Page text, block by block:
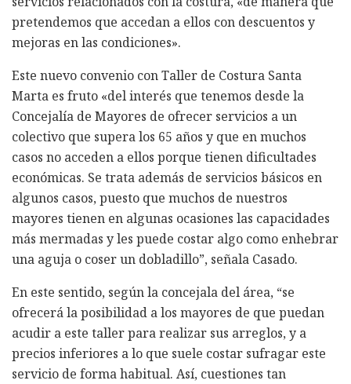
pretendemos que accedan a ellos con descuentos y
mejoras en las condiciones».
Este nuevo convenio con Taller de Costura Santa
Marta es fruto «del interés que tenemos desde la
Concejalía de Mayores de ofrecer servicios a un
colectivo que supera los 65 años y que en muchos
casos no acceden a ellos porque tienen dificultades
económicas. Se trata además de servicios básicos en
algunos casos, puesto que muchos de nuestros
mayores tienen en algunas ocasiones las capacidades
más mermadas y les puede costar algo como enhebrar
una aguja o coser un dobladillo”, señala Casado.
En este sentido, según la concejala del área, “se
ofrecerá la posibilidad a los mayores de que puedan
acudir a este taller para realizar sus arreglos, y a
precios inferiores a lo que suele costar sufragar este
servicio de forma habitual. Así, cuestiones tan